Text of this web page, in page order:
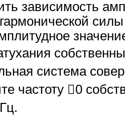
зависимость
система
частоту 0